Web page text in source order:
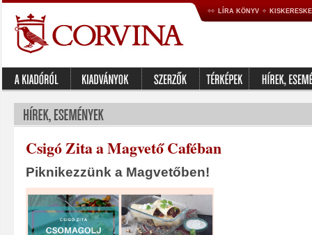
LÍRA KÖNYV
Csigó Zita a Magvető Caféban
Piknikezzünk a Magvetőben!